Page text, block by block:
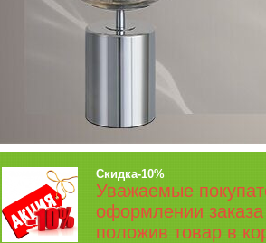
Скидка-10%
Уважаемые
оформлении
положив товар в